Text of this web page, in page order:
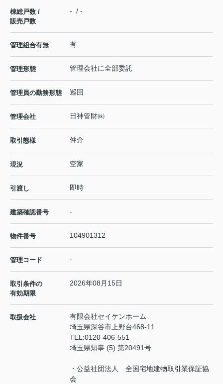
棟総戸数 /
販売戸数
- / -
管理組合有無 有
管理形態 管理会社に全部委託
管理員の勤務形態 巡回
管理会社 日神管財㈱
取引態様 仲介
現況 空家
引渡し 即時
建築確認番号 -
物件番号 104901312
管理コード -
取引条件の
有効期限
2026年08月15日
取扱会社
有限会社セイケンホーム
埼玉県深谷市上野台468-11
TEL:0120-406-551
埼玉県知事 (5) 第20491号
・公益社団法人 全国宅地建物取引業保証協
会